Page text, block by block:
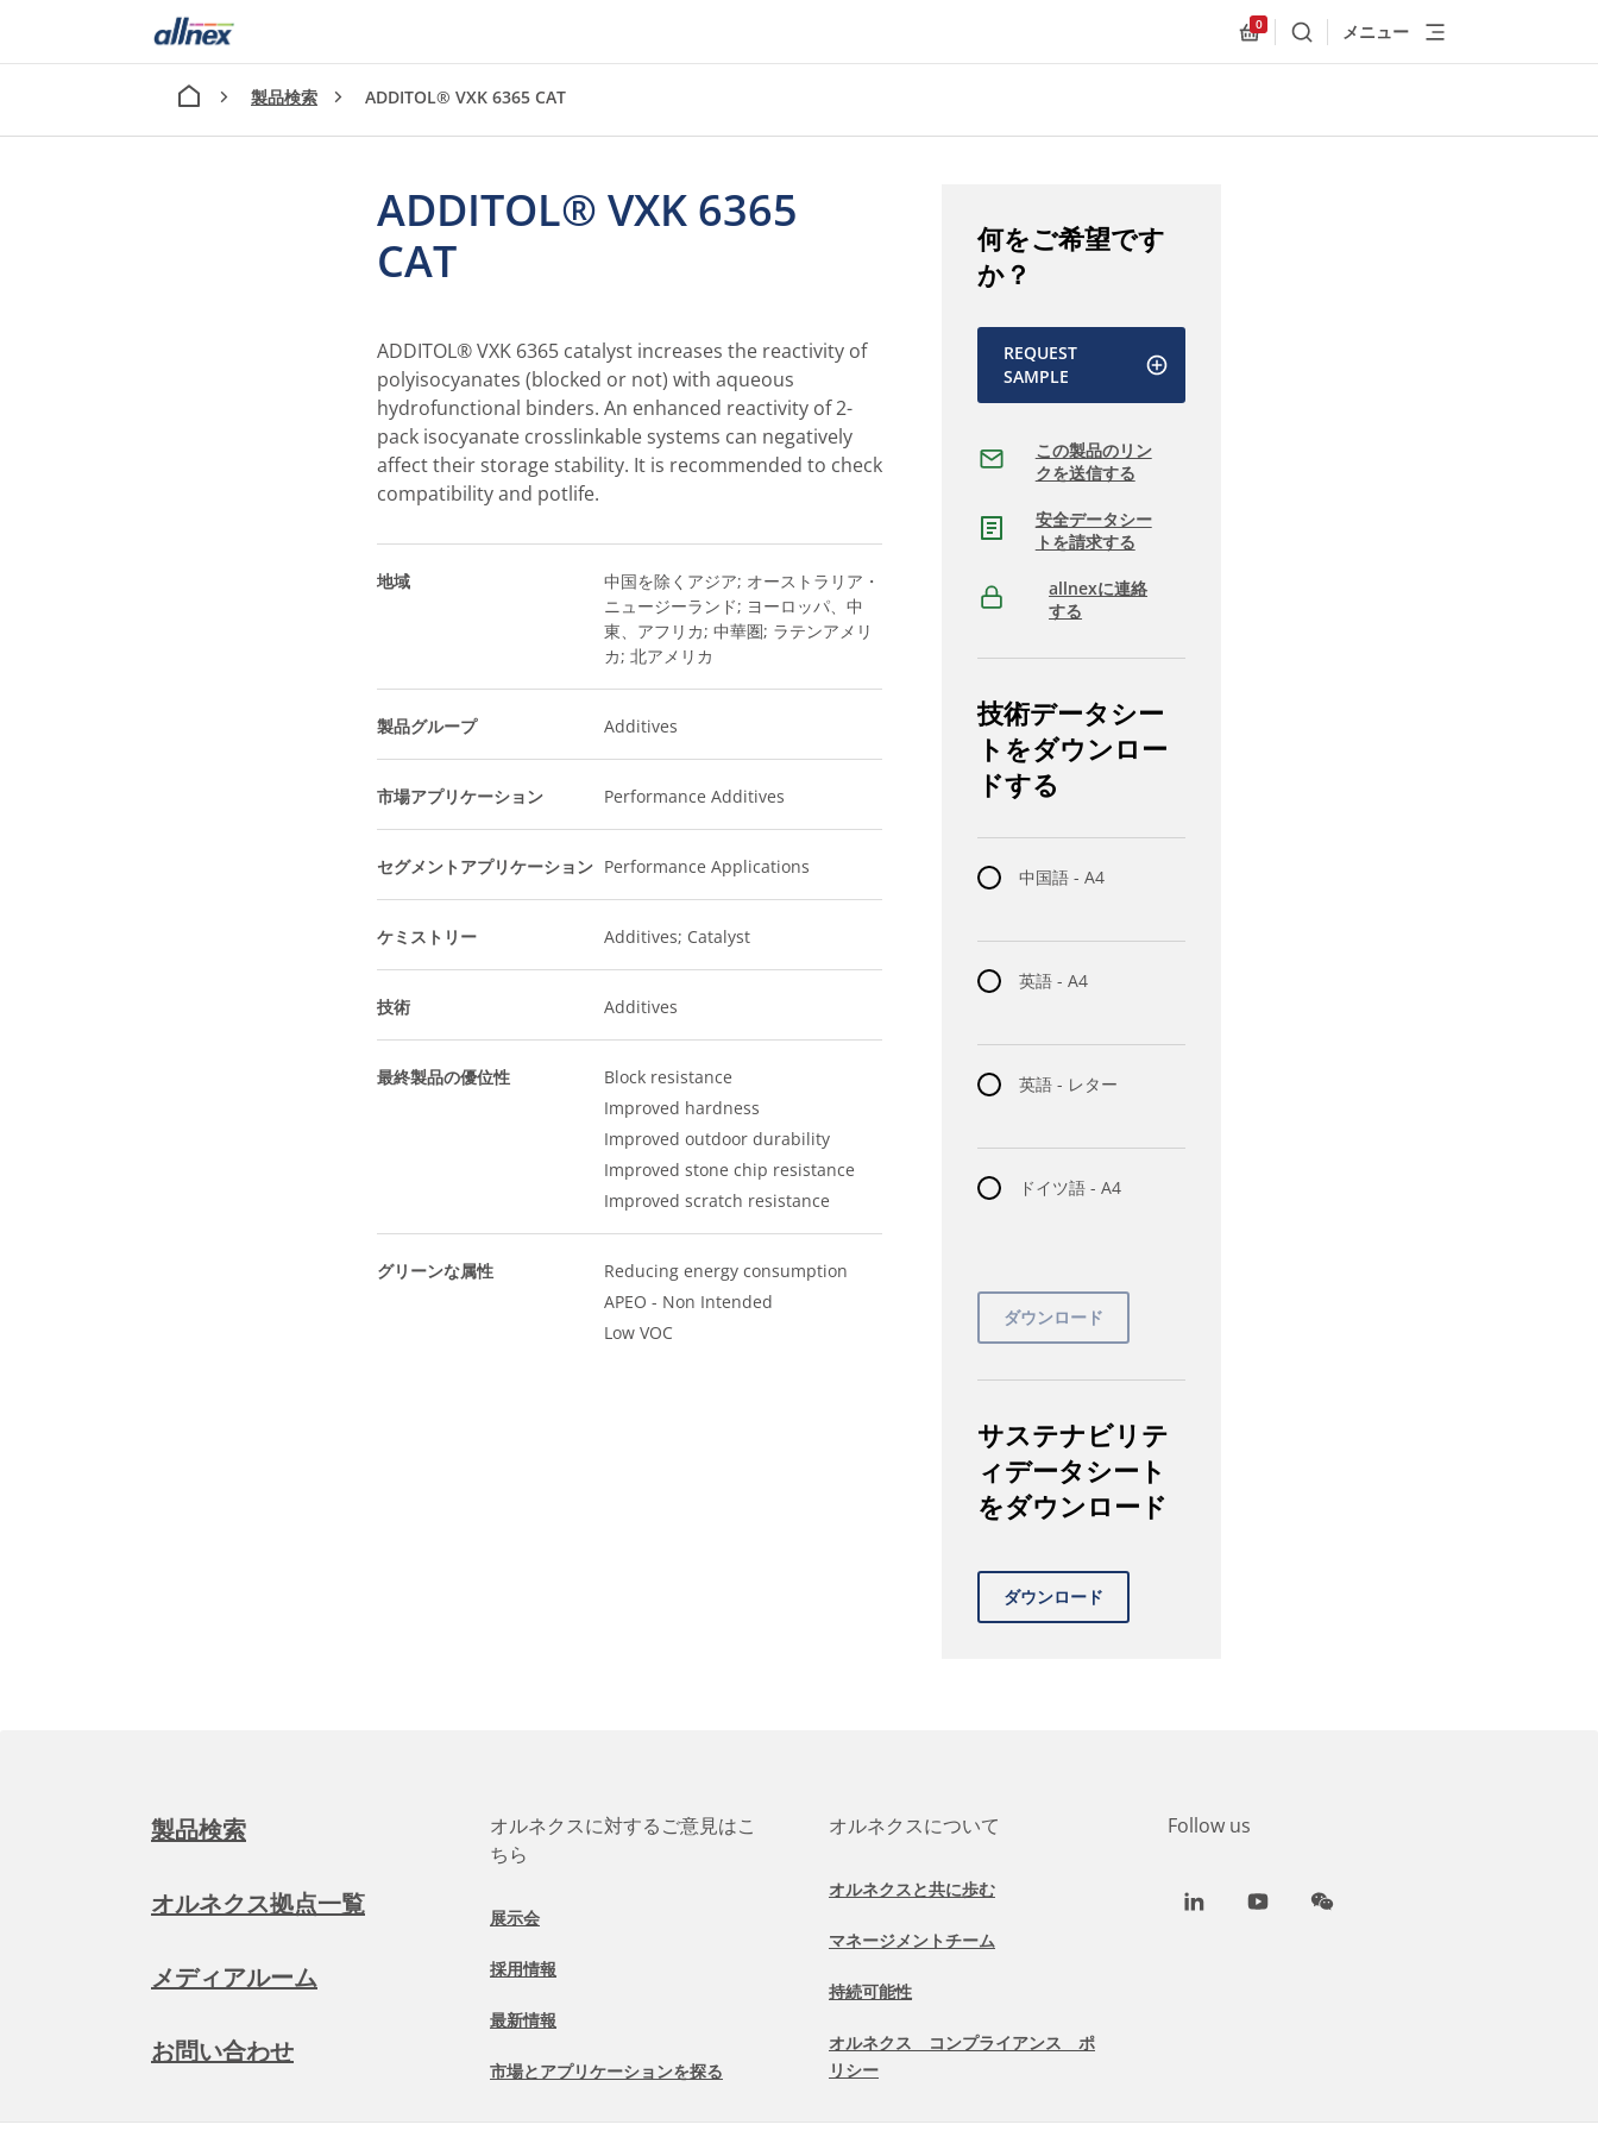
Allnex.GeneralResources.Cart
0
検索 メニュー
製品検索 ADDITOL® VXK 6365 CAT
ADDITOL® VXK 6365
CAT
ADDITOL® VXK 6365 catalyst increases the reactivity of
polyisocyanates (blocked or not) with aqueous
hydrofunctional binders. An enhanced reactivity of 2-
pack isocyanate crosslinkable systems can negatively
affect their storage stability. It is recommended to check
compatibility and potlife.
地域
中国を除くアジア; オーストラリア・
ニュージーランド; ヨーロッパ、中
東、アフリカ; 中華圏; ラテンアメリ
カ; 北アメリカ
製品グループ Additives
市場アプリケーション Performance Additives
セグメントアプリケーション Performance Applications
ケミストリー Additives; Catalyst
技術 Additives
最終製品の優位性
Block resistance
Improved hardness
Improved outdoor durability
Improved stone chip resistance
Improved scratch resistance
グリーンな属性
Reducing energy consumption
APEO - Non Intended
Low VOC
何をご希望です
か？
REQUEST
SAMPLE
この製品のリン
クを送信する
安全データシー
トを請求する
allnexに連絡
する
技術データシー
トをダウンロー
ドする
中国語 - A4
英語 - A4
英語 - レター
ドイツ語 - A4
サステナビリテ
ィデータシート
をダウンロード
製品検索
オルネクス拠点一覧
メディアルーム
お問い合わせ
オルネクスに対するご意見はこ
ちら
展示会
採用情報
最新情報
市場とアプリケーションを探る
オルネクスについて
オルネクスと共に歩む
マネージメントチーム
持続可能性
オルネクス コンプライアンス ポ
リシー
Follow us
LinkedInYoutubeWeChat